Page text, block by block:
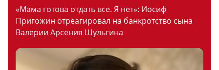
«Мама готова отдать все. Я нет»: Иосиф
Пригожин отреагировал на банкротство сына
Валерии Арсения Шульгина